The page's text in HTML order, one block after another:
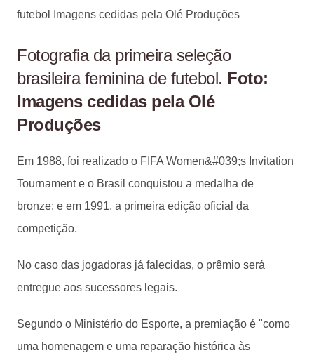
Fotografia da primeira seleção
brasileira feminina de futebol. Foto:
Imagens cedidas pela Olé
Produções
Em 1988, foi realizado o FIFA Women&#039;s Invitation
Tournament e o Brasil conquistou a medalha de
bronze; e em 1991, a primeira edição oficial da
competição.
No caso das jogadoras já falecidas, o prêmio será
entregue aos sucessores legais.
Segundo o Ministério do Esporte, a premiação é "como
uma homenagem e uma reparação histórica às